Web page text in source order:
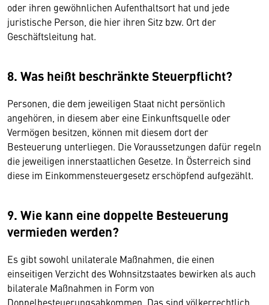
oder ihren gewöhnlichen Aufenthaltsort hat und jede
juristische Person, die hier ihren Sitz bzw. Ort der
Geschäftsleitung hat.
8. Was heißt beschränkte Steuerpflicht?
Personen, die dem jeweiligen Staat nicht persönlich
angehören, in diesem aber eine Einkunftsquelle oder
Vermögen besitzen, können mit diesem dort der
Besteuerung unterliegen. Die Voraussetzungen dafür regeln
die jeweiligen innerstaatlichen Gesetze. In Österreich sind
diese im Einkommensteuergesetz erschöpfend aufgezählt.
9. Wie kann eine doppelte Besteuerung
vermieden werden?
Es gibt sowohl unilaterale Maßnahmen, die einen
einseitigen Verzicht des Wohnsitzstaates bewirken als auch
bilaterale Maßnahmen in Form von
Doppelbesteuerungsabkommen. Das sind völkerrechtlich